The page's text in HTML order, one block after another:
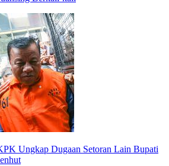
Ungkap Dugaan Setoran Lain Bupati